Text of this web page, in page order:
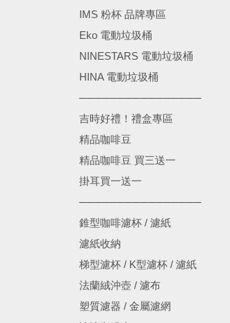
IMS 粉杯 品牌專區
Eko 電動垃圾桶
NINESTARS 電動垃圾桶
HINA 電動垃圾桶
────────────────
吉時好禮！禮盒專區
精品咖啡豆
精品咖啡豆 買三送一
掛耳買一送一
────────────────
錐型咖啡濾杯 / 濾紙
濾紙收納
梯型濾杯 / K型濾杯 / 濾紙
法蘭絨沖壺 / 濾布
塑質濾器 / 金屬濾網